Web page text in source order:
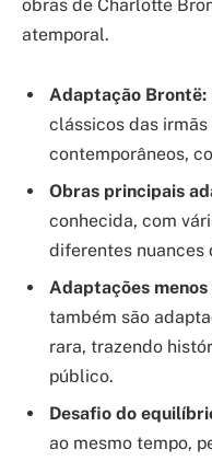
obras de Charlotte
atemporal.
Adaptação Brontë:
clássicos das
contemporâneos,
Obras principais
conhecida, com
diferentes nuances
Adaptações menos
também são
rara, trazendo
público.
Desafio do
ao mesmo tempo,